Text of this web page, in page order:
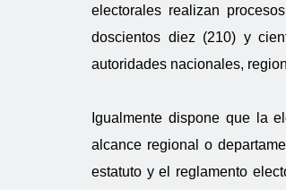
electorales realizan
doscientos diez (210) y
autoridades nacionales,
Igualmente dispone que la
alcance regional o
estatuto y el reglamento